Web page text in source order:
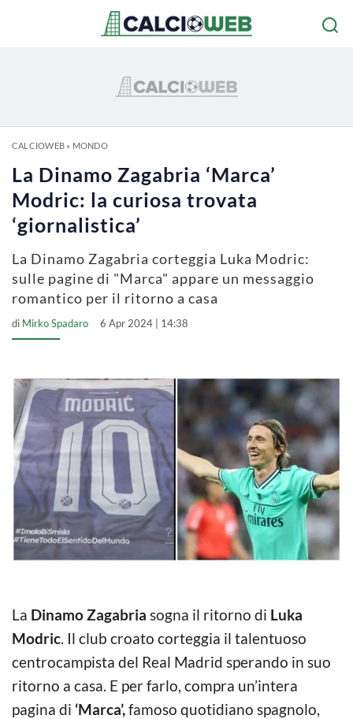
CALCIOWEB» MONDO
La Dinamo Zagabria ‘Marca’
Modric: la curiosa trovata
‘giornalistica’
La Dinamo Zagabria corteggia Luka Modric:
sulle pagine di "Marca" appare un messaggio
romantico per il ritorno a casa
di Mirko Spadaro 6 Apr 2024 | 14:38
La Dinamo Zagabria sogna il ritorno di Luka
Modric. Il club croato corteggia il talentuoso
centrocampista del Real Madrid sperando in suo
ritorno a casa. E per farlo, compra un’intera
pagina di ‘Marca’,famoso quotidiano spagnolo,